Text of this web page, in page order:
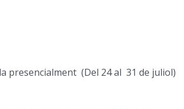
presencialment (Del 24 al 31 de juliol)